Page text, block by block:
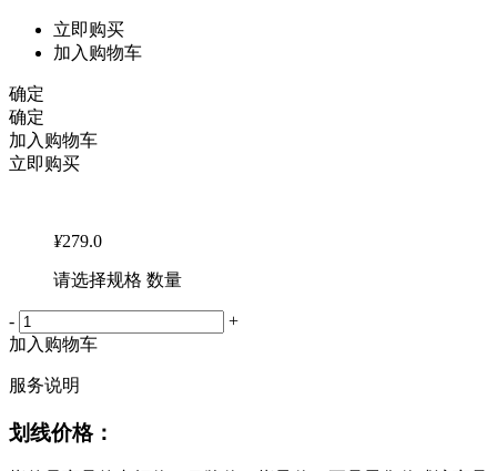
立即购买
加入购物车
确定
确定
加入购物车
立即购买
¥279.0
请选择规格 数量
-
+
加入购物车
服务说明
划线价格：